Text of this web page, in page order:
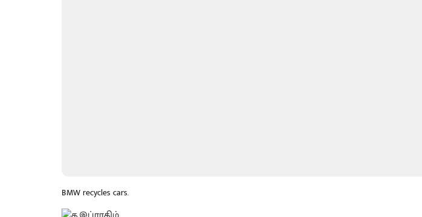
BMW recycles cars.